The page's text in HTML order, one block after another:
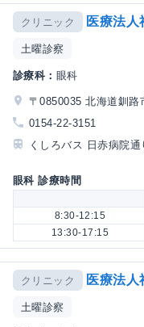
クリニック 医療法
土曜診察
診療科： 眼科
〒0850035 北海道釧路
0154-22-3151
くしろバス 日赤病院
眼科 診療時間
8:30-12:15
13:30-17:15
クリニック 医療法
土曜診察